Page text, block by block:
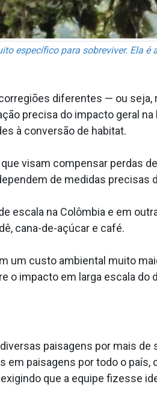
específico para sobreviver. Ela
diferentes — ou
precisa do impacto geral
à conversão de habitat.
visam compensar perdas
de medidas precisas
escala na Colômbia e em
cana-de-açúcar e café.
um custo ambiental muito
impacto em larga escala do
paisagens por mais
paisagens por todo o
que a equipe fizesse